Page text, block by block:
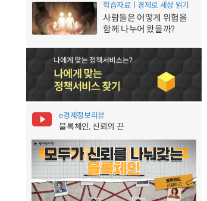
학습자료ㅣ경제로 세상 읽기
사람들은 어떻게 위험을
함께 나누어 왔을까?
e경제정보리뷰
블록체인, 신뢰의 끈